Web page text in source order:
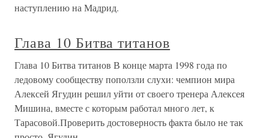
наступлению на Мадрид.
Глава 10 Битва титанов
Глава 10 Битва титанов В конце марта 1998 года по
ледовому сообществу поползли слухи: чемпион мира
Алексей Ягудин решил уйти от своего тренера Алексея
Мишина, вместе с которым работал много лет, к
Тарасовой.Проверить достоверность факта было не так